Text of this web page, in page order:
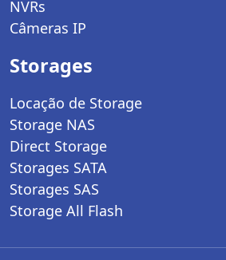
NVRs
Câmeras IP
Storages
Locação de Storage
Storage NAS
Direct Storage
Storages SATA
Storages SAS
Storage All Flash